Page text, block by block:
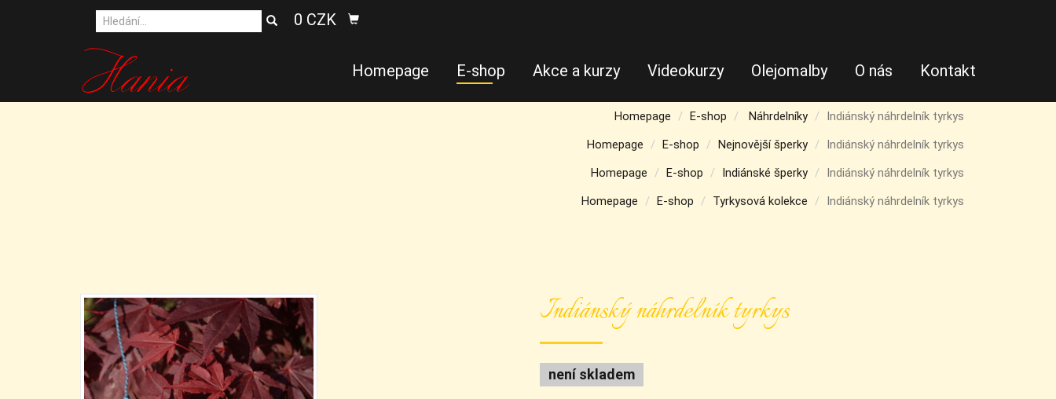
0 CZK
Homepage E-shop Akce a kurzy Videokurzy Olejomalby O nás Kontakt
Homepage E-shop Náhrdelníky
Indiánský náhrdelník tyrkys
Homepage
E-shop Nejnovější šperky
Indiánský náhrdelník tyrkys
Homepage
E-shop Indiánské šperky
Indiánský náhrdelník tyrkys
Homepage
E-shop Tyrkysová kolekce Indiánský náhrdelník tyrkys
Indiánský náhrdelník tyrkys
není skladem